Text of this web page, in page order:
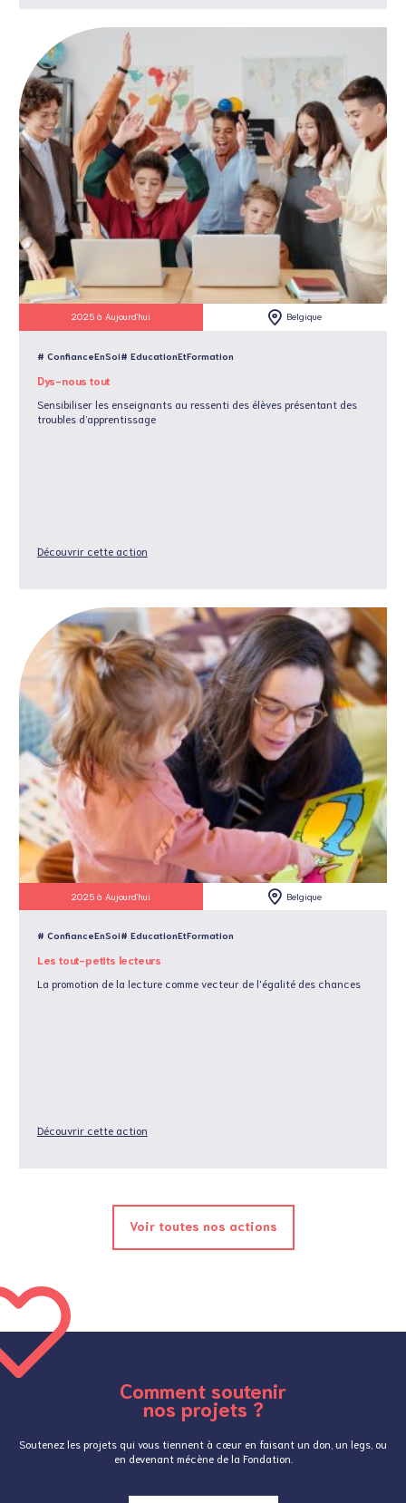
Découvrir cette action
2025 à Aujourd'hui Belgique
# ConfianceEnSoi# EducationEtFormation
Dys-nous tout
Sensibiliser les enseignants au ressenti des élèves présentant des
troubles d’apprentissage
Découvrir cette action
2025 à Aujourd'hui Belgique
# ConfianceEnSoi# EducationEtFormation
Les tout-petits lecteurs
La promotion de la lecture comme vecteur de l'égalité des chances
Voir toutes nos actions
Comment soutenir
nos projets ?
Soutenez les projets qui vous tiennent à cœur en faisant un don, un legs, ou
en devenant mécène de la Fondation.